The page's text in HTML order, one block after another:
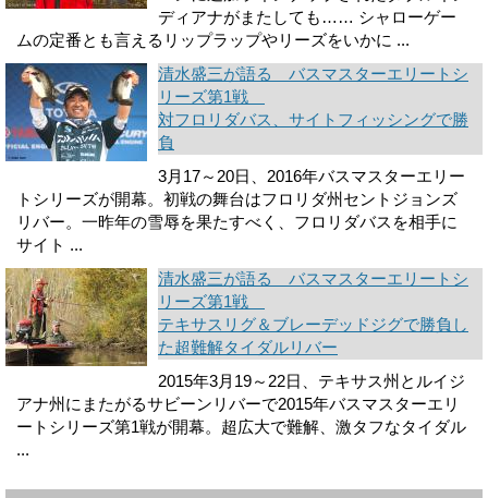
ディアナがまたしても…… シャローゲー
ムの定番とも言えるリップラップやリーズをいかに ...
清水盛三が語る バスマスターエリートシ
リーズ第1戦
対フロリダバス、サイトフィッシングで勝
負
3月17～20日、2016年バスマスターエリー
トシリーズが開幕。初戦の舞台はフロリダ州セントジョンズ
リバー。一昨年の雪辱を果たすべく、フロリダバスを相手に
サイト ...
清水盛三が語る バスマスターエリートシ
リーズ第1戦
テキサスリグ＆ブレーデッドジグで勝負し
た超難解タイダルリバー
2015年3月19～22日、テキサス州とルイジ
アナ州にまたがるサビーンリバーで2015年バスマスターエリ
ートシリーズ第1戦が開幕。超広大で難解、激タフなタイダル
...